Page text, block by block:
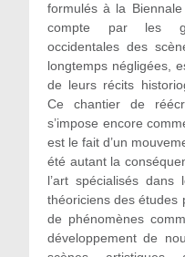
formulés à la
compte par les
occidentales des
longtemps négligées,
de leurs récits
Ce chantier de
s’impose encore
est le fait d’un
été autant la
l’art spécialisés
théoriciens des études
de phénomènes
développement de